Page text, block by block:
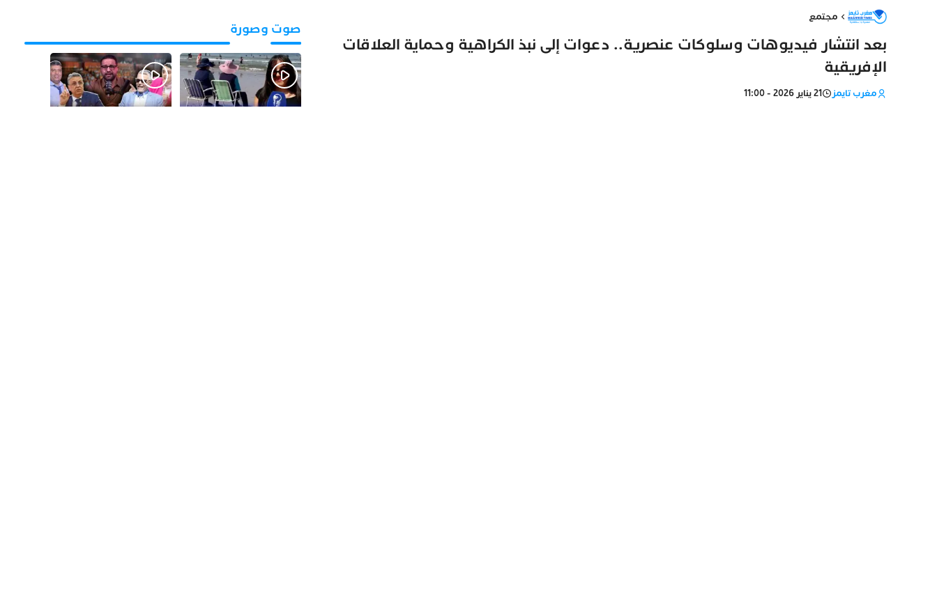
مجتمع
بعد انتشار فيديوهات وسلوكات عنصرية.. دعوات إلى نبذ الكراهية وحماية العلاقات
الإفريقية
مغرب تايمز 21 يناير 2026 - 11:00
صوت وصورة